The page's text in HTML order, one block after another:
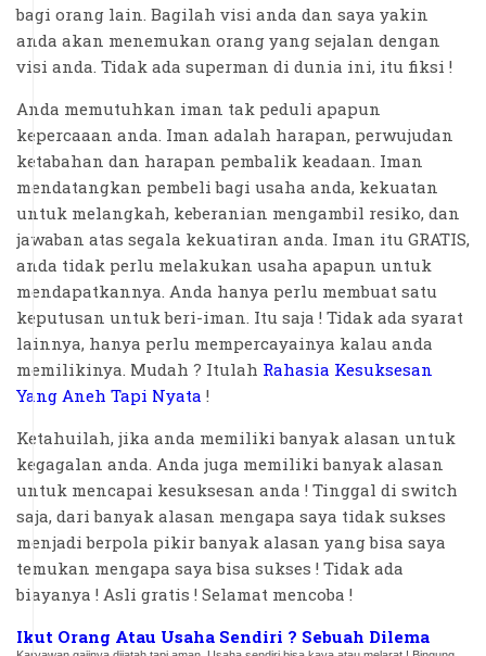
bagi orang lain. Bagilah visi anda dan saya yakin
anda akan menemukan orang yang sejalan dengan
visi anda. Tidak ada superman di dunia ini, itu fiksi !
Anda memutuhkan iman tak peduli apapun
kepercaaan anda. Iman adalah harapan, perwujudan
ketabahan dan harapan pembalik keadaan. Iman
mendatangkan pembeli bagi usaha anda, kekuatan
untuk melangkah, keberanian mengambil resiko, dan
jawaban atas segala kekuatiran anda. Iman itu GRATIS,
anda tidak perlu melakukan usaha apapun untuk
mendapatkannya. Anda hanya perlu membuat satu
keputusan untuk beri-iman. Itu saja ! Tidak ada syarat
lainnya, hanya perlu mempercayainya kalau anda
memilikinya. Mudah ? Itulah Rahasia Kesuksesan
Yang Aneh Tapi Nyata !
Ketahuilah, jika anda memiliki banyak alasan untuk
kegagalan anda. Anda juga memiliki banyak alasan
untuk mencapai kesuksesan anda ! Tinggal di switch
saja, dari banyak alasan mengapa saya tidak sukses
menjadi berpola pikir banyak alasan yang bisa saya
temukan mengapa saya bisa sukses ! Tidak ada
biayanya ! Asli gratis ! Selamat mencoba !
Ikut Orang Atau Usaha Sendiri ? Sebuah Dilema